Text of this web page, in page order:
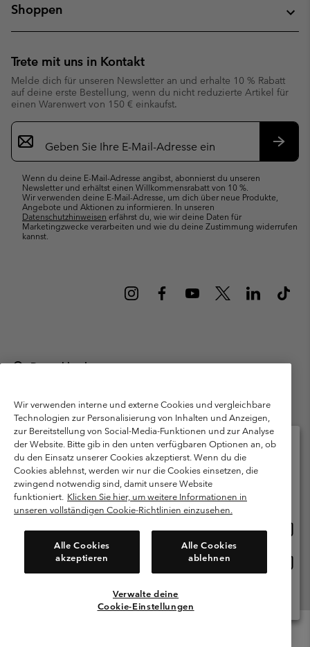
Shoppen
Trete mit uns in Kontakt
Melde dich für unseren Newsletter an und erhalte 10 % Rabatt
auf deine erste Bestellung, wenn du nicht reduzierte Artikel für
einen Warenwert von 150 € einkaufst.
Newsletter-
Anmeldung
Wenn du deine E-Mail-Adresse angibst, abonnierst du unseren
Newsletter und erhältst einen Willkommensrabatt von 10 %.
Wir verwenden deine E-Mail-Adresse, um dich über neue Produkte,
Angebote und Aktionen zu informieren. In unseren
Datenschutzhinweisen erfährst du, wie wir deine Daten für
Marketingzwecke verarbeiten und wie du deine Zustimmung widerrufen
kannst.
Deutschland
München Deutschland. Alle Rechte vorbehalten.
Nutzungsbedingungen
Allgemeine Verkaufsbedingungen
Garantie
Datenschutzerklärung
Bestimmungen und Bedingungen des Mitglieder Programms
Nutzungsbedingungen Für Nutzergenerierte Inhalte
Cookies
Public CBCR
Kundenservice: Mo- Fr. 9:00 - 13:00 & 14:00- 18:00 Uhr
(+)498912081004
Wir verwenden interne und externe Cookies und vergleichbare
Technologien zur Personalisierung von Inhalten und Anzeigen,
zur Bereitstellung von Social-Media-Funktionen und zur Analyse
der Website. Bitte gib in den unten verfügbaren Optionen an, ob
du den Einsatz unserer Cookies akzeptierst. Wenn du die
Cookies ablehnst, werden wir nur die Cookies einsetzen, die
zwingend notwendig sind, damit unsere Website
funktioniert. Klicken Sie hier, um weitere Informationen in
unseren vollständigen Cookie-Richtlinien einzusehen.
Alle Cookies
akzeptieren
Alle Cookies
ablehnen
Verwalte deine
Cookie-Einstellungen
Bitte wählen Sie Ihr Lieferland und Ihre Sprache
Online-Einkauf verfügbar
Deutschland
Alle Länder Anzeigen